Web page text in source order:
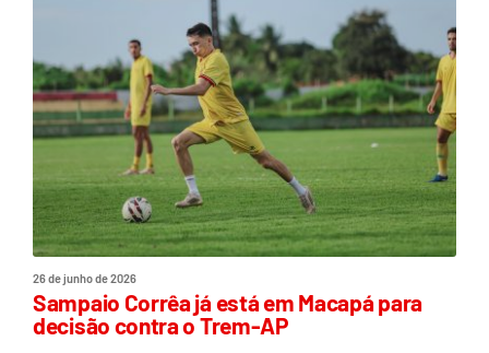
26 de junho de 2026
Sampaio Corrêa já está em Macapá para
decisão contra o Trem-AP